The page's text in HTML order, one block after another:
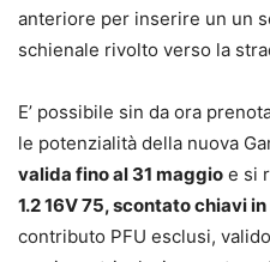
anteriore per inserire un un
schienale rivolto verso la
E’ possibile sin da ora
le potenzialità della nuova
valida fino al 31 maggio e si
1.2 16V 75, scontato chiavi
contributo PFU esclusi,